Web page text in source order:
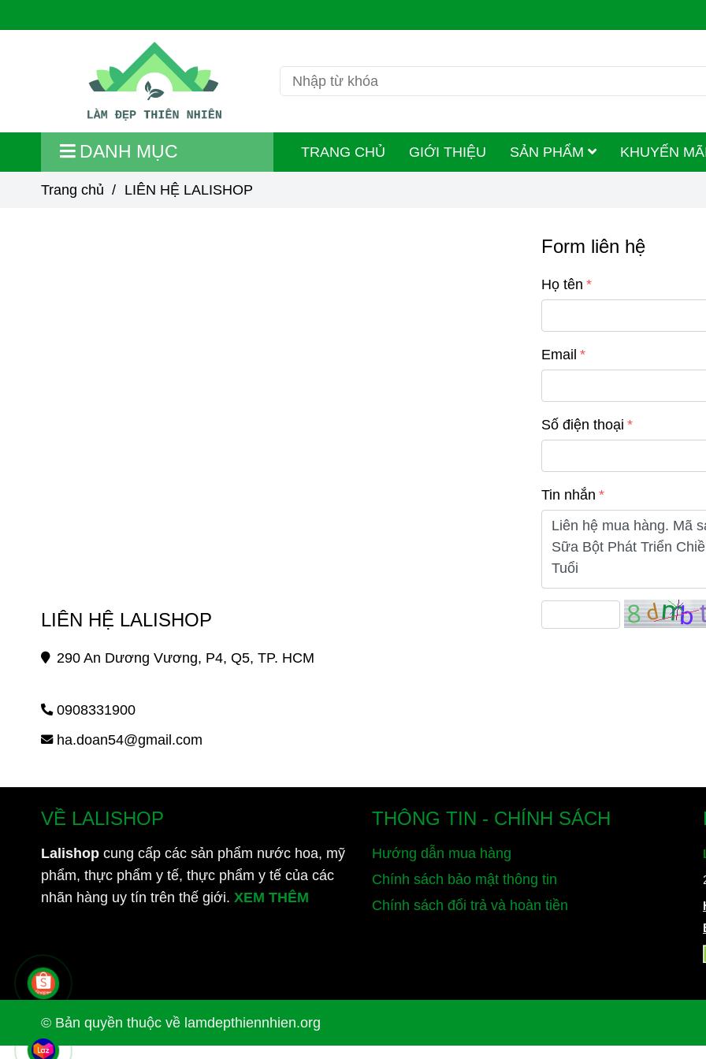
DANH MỤC TRANG CHỦ GIỚI THIỆU SẢN PHẨM KHUYẾN
Trang chủ / LIÊN HỆ LALISHOP
LIÊN HỆ LALISHOP
290 An Dương Vương, P4, Q5, TP. HCM
0908331900
ha.doan54@gmail.com
Form liên hệ
Họ tên
Email
Số điện thoại
Tin nhắn
VỀ LALISHOP
Lalishop cung cấp các sản phẩm nước hoa, mỹ
phẩm, thực phẩm y tế, thực phẩm y tế của các
nhãn hàng uy tín trên thế giới. XEM THÊM
THÔNG TIN - CHÍNH SÁCH
Hướng dẫn mua hàng
Chính sách bảo mật thông tin
Chính sách đổi trả và hoàn tiền
© Bản quyền thuộc về lamdepthiennhien.org